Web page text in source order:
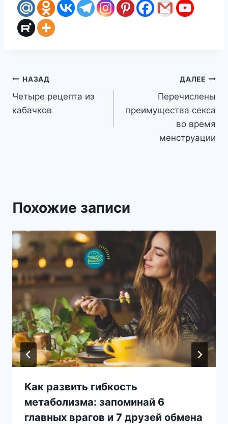
Навигация
по
НАЗАД
Четыре рецепта из
кабачков
ДАЛЕЕ
Перечислены
преимущества секса
во время
менструации
Похожие записи
Как развить гибкость
метаболизма: запоминай 6
главных врагов и 7 друзей обмена